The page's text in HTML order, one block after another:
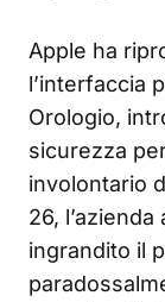
Apple ha
l’interfaccia
Orologio,
sicurezza
involontario
26,
ingrandito il